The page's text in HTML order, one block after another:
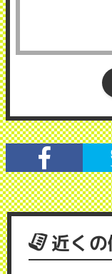
近く